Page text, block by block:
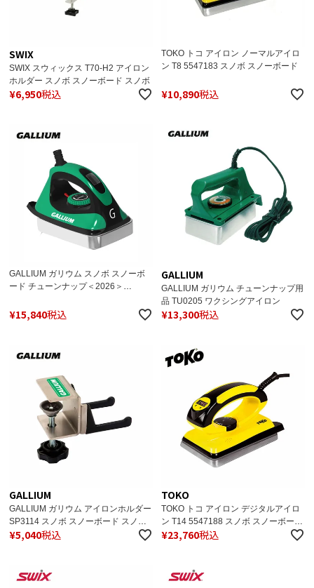
SWIX
SWIX スウィックス T70-H2 アイロン
ホルダー スノボ スノーボード スノボ
¥6,950税込
TOKO トコ アイロン ノーマルアイロ
ン T8 5547183 スノボ スノーボード
¥10,890税込
GALLIUM ガリウム スノボ スノーボ
ード チューンナップ＜2026＞
¥15,840税込
GALLIUM
GALLIUM ガリウム チューンナップ用
品 TU0205 ワクシングアイロン
¥13,300税込
GALLIUM
GALLIUM ガリウム アイロンホルダー
SP3114 スノボ スノーボード スノボ
チューナップ用品
¥5,040税込
TOKO
TOKO トコ アイロン デジタルアイロ
ン T14 5547188 スノボ スノーボード
スノボ
¥23,760税込